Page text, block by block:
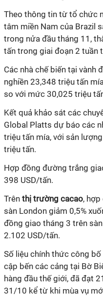
Theo thông tin từ tổ chức
tâm miền Nam của Brazil
trong nửa đầu tháng 11,
tấn trong giai đoạn 2 tuần
Các nhà chế biến tại vành
nghiền 23,348 triệu tấn
so với mức 30,025 triệu
Kết quả khảo sát các
Global Platts dự báo các
triệu tấn mía, với sản
triệu tấn.
Hợp đồng đường trắng
398 USD/tấn.
Trên thị trường cacao,
sàn London giảm 0,5%
đồng giao tháng 3 trên
2.102 USD/tấn.
Số liệu chính thức công
cập bến các cảng tại Bờ
hàng đầu thế giới, đã đạt
31/10 kể từ khi mùa vụ